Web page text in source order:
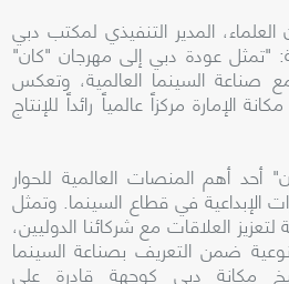
المدير التنفيذي لمكتب دبي
"تمثل عودة دبي إلى مهرجان "كان"
صناعة السينما العالمية، وتعكس
الإمارة مركزاً عالمياً رائداً للإنتاج
أهم المنصات العالمية للحوار
الإبداعية في قطاع السينما. وتمثل
العلاقات مع شركائنا الدوليين،
ضمن التعريف بصناعة السينما
مكانة دبي كوجهة قادرة على